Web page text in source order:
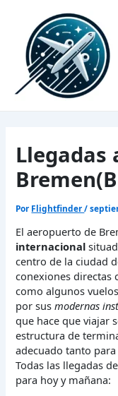
contenido
Llegadas
Por Flightfinder/
El aeropuerto de
internacional
centro de la ciudad
conexiones directas
como algunos
por susmodernas
que hace que viajar
estructura de
adecuado tanto
Todas las llegadas
para hoy y mañana: